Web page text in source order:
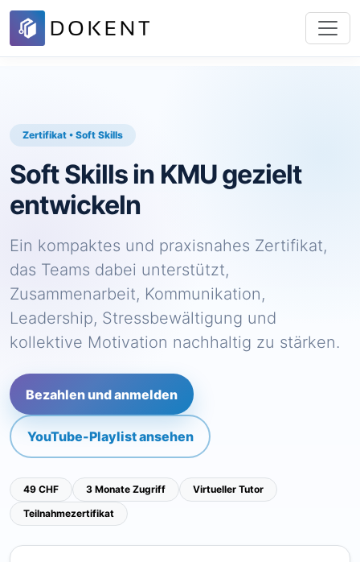
Zertifikat • Soft Skills
Soft Skills in KMU gezielt
entwickeln
Ein kompaktes und praxisnahes Zertifikat,
das Teams dabei unterstützt,
Zusammenarbeit, Kommunikation,
Leadership, Stressbewältigung und
kollektive Motivation nachhaltig zu stärken.
Bezahlen und anmelden
YouTube-Playlist ansehen
49 CHF 3 Monate Zugriff
Virtueller Tutor
Teilnahmezertifikat